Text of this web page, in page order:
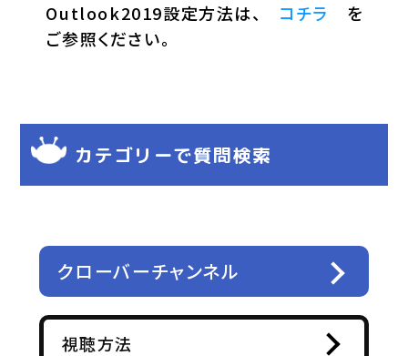
Outlook2019設定方法は、 コチラ
を
ご参照ください。
カテゴリーで質問検索
クローバーチャンネル
視聴方法